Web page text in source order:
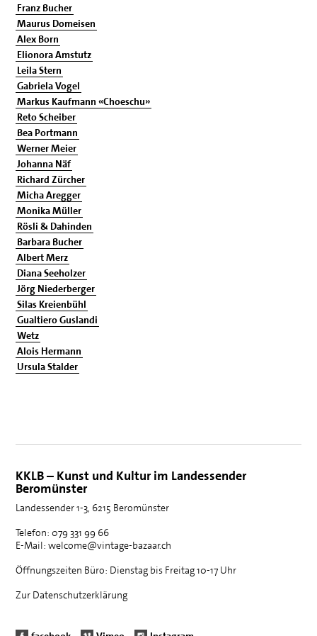
Franz Bucher
Maurus Domeisen
Alex Born
Elionora Amstutz
Leila Stern
Gabriela Vogel
Markus Kaufmann «Choeschu»
Reto Scheiber
Bea Portmann
Werner Meier
Johanna Näf
Richard Zürcher
Micha Aregger
Monika Müller
Rösli & Dahinden
Barbara Bucher
Albert Merz
Diana Seeholzer
Jörg Niederberger
Silas Kreienbühl
Gualtiero Guslandi
Wetz
Alois Hermann
Ursula Stalder
KKLB – Kunst und Kultur im Landessender
Beromünster
Landessender 1-3, 6215 Beromünster
Telefon: 079 331 99 66
E-Mail: welcome@vintage-bazaar.ch
Öffnungszeiten Büro: Dienstag bis Freitag 10-17 Uhr
Zur Datenschutzerklärung